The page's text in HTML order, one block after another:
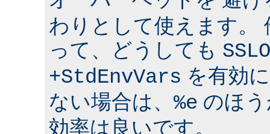
わりとして使えます。
って、どうしても
+StdEnvVars を有効
ない場合は、 %e のほ
効率は良いです。